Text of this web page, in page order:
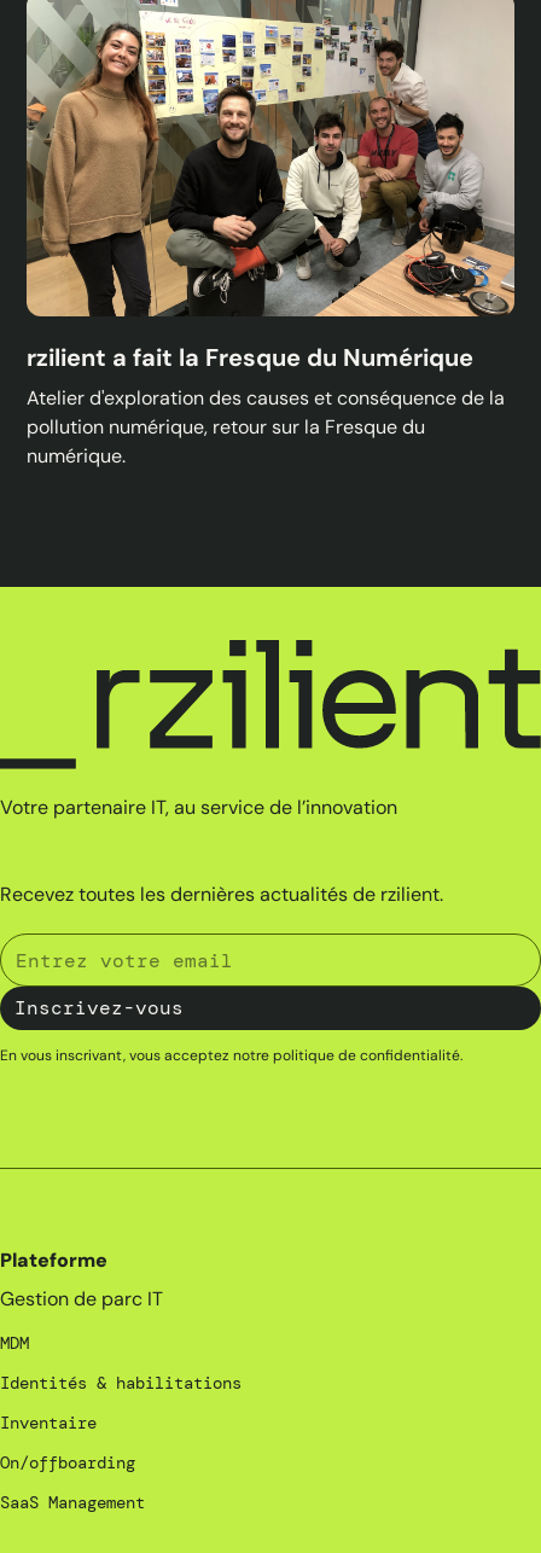
rzilient a fait la Fresque du Numérique
Atelier d'exploration des causes et conséquence de la
pollution numérique, retour sur la Fresque du
numérique.
Votre partenaire IT, au service de l’innovation
Recevez toutes les dernières actualités de rzilient.
En vous inscrivant, vous acceptez notrepolitique de confidentialité.
Plateforme
Gestion de parc IT
MDM
Identités & habilitations
Inventaire
On/offboarding
SaaS Management